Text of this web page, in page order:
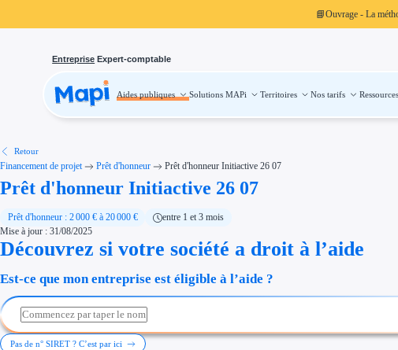
📘Ouvrage - La
Entreprise Expert-comptable
Aides publiques Solutions MAPi Territoires Nos tarifs Ressources
Aides publiques
Investissement
Thématiques
Transition écologique
Développement international
Économies d'énergie et d'eau
Étapes de vie
Création d'entreprise
Aides Ressources Humaines
Type de financements
Réduction des coûts
Retour
Financement de projet Prêt d'honneur Prêt d'honneur Initiactive 26 07
Prêt d'honneur Initiactive 26 07
Prêt d'honneur : 2 000 € à 20 000 €
entre 1 et 3 mois
Mise à jour : 31/08/2025
Découvrez si votre société a droit à l’aide
Est-ce que mon entreprise est éligible à l’aide ?
Pas de n° SIRET ? C’est par ici